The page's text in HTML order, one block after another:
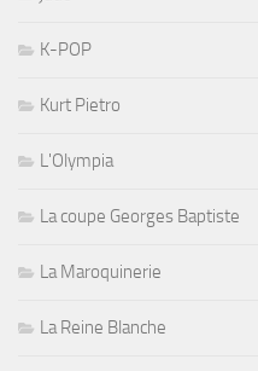
K-POP
Kurt Pietro
L'Olympia
La coupe Georges Baptiste
La Maroquinerie
La Reine Blanche